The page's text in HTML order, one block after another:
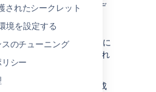
されたシークレット
境を設定する
のチューニング
シー
で、Jira インストール デ
WEB-
config.xmlファイルに
パラメータで定義され
別子に加えて、安全に生成